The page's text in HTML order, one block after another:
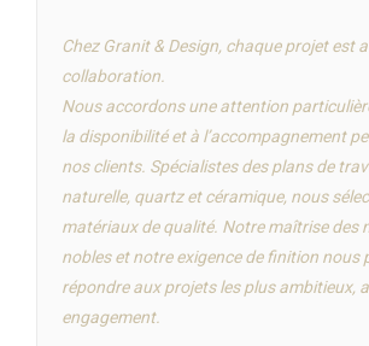
Chez Granit & Design, chaque projet est
collaboration.
Nous accordons une attention
la disponibilité et à l’accompagnement
nos clients. Spécialistes des plans de
naturelle, quartz et céramique, nous
matériaux de qualité. Notre maîtrise des
nobles et notre exigence de finition nous
répondre aux projets les plus ambitieux,
engagement.